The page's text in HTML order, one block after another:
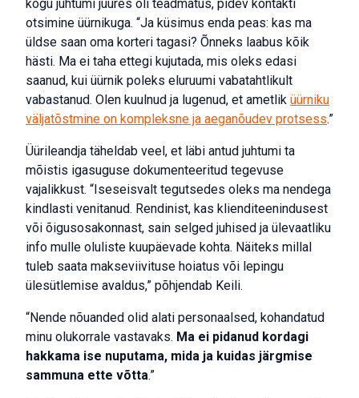
kogu juhtumi juures oli teadmatus, pidev kontakti
otsimine üürnikuga. “Ja küsimus enda peas: kas ma
üldse saan oma korteri tagasi? Õnneks laabus kõik
hästi. Ma ei taha ettegi kujutada, mis oleks edasi
saanud, kui üürnik poleks eluruumi vabatahtlikult
vabastanud. Olen kuulnud ja lugenud, et ametlik üürniku
väljatõstmine on kompleksne ja aeganõudev protsess.”
Üürileandja täheldab veel, et läbi antud juhtumi ta
mõistis igasuguse dokumenteeritud tegevuse
vajalikkust. “Iseseisvalt tegutsedes oleks ma nendega
kindlasti venitanud. Rendinist, kas klienditeenindusest
või õigusosakonnast, sain selged juhised ja ülevaatliku
info mulle oluliste kuupäevade kohta. Näiteks millal
tuleb saata makseviivituse hoiatus või lepingu
ülesütlemise avaldus,” põhjendab Keili.
“Nende nõuanded olid alati personaalsed, kohandatud
minu olukorrale vastavaks. Ma ei pidanud kordagi
hakkama ise nuputama, mida ja kuidas järgmise
sammuna ette võtta.”